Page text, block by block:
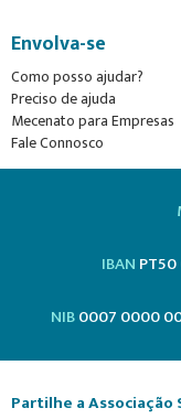
Envolva-se
Como posso ajudar?
Preciso de ajuda
Mecenato para Empresas
Fale Connosco
IBAN
NIB0007 0000
Partilhe a Associação